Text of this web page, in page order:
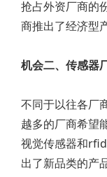
抢占外资厂商的
商推出了经济型
机会二、传感器
不同于以往各厂
越多的厂商希望
视觉传感器和
出了新品类的产